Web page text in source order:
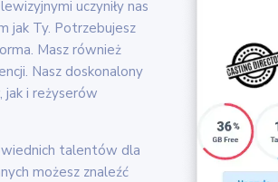
uczyniły nas
jak Ty. Potrzebujesz
Masz również
Nasz doskonalony
jak i reżyserów
talentów dla
możesz znaleźć